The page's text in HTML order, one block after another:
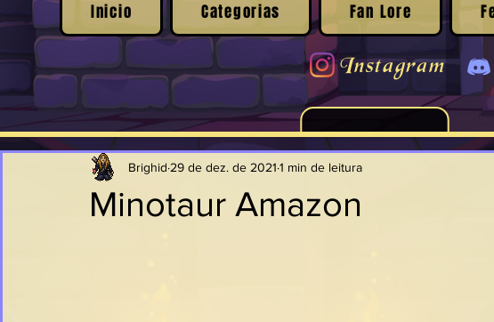
Inicio Categorias Fan Lore
Instagram
Minotaur Amazon
Brighid 29 de dez. de 2021 1 min de leitura